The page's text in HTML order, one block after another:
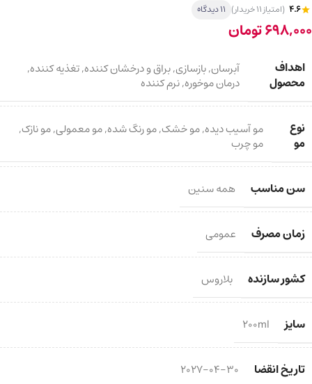
4.6 (امتیاز 11 خریدار) 11 دیدگاه
698,000تومان
اهداف
محصول
آبرسان,بازسازی,براق و درخشان کننده,تغذیه کننده,
درمان موخوره,نرم کننده
نوع
مو
مو آسیب دیده,مو خشک,مو رنگ شده,مو معمولی,مو نازک,
مو چرب
سن مناسب همه سنین
زمان مصرف عمومی
کشور سازنده بلاروس
سایز 200ml
تاریخ انقضا 2027-04-30